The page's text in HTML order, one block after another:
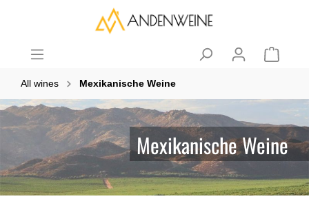
All wines Mexikanische Weine
Mexikanische Weine